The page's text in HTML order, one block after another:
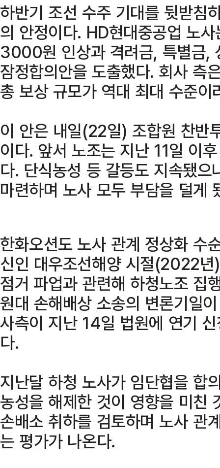
하반기 조선 수주 기대를 뒷받침
의 안정이다. HD현대중공업 노
3000원 인상과 격려금, 특별금,
잠정합의안을 도출했다. 회사 측
총 보상 규모가 역대 최대 수준이
이 안은 내일(22일) 조합원 찬반
이다. 앞서 노조는 지난 11일 이
다. 단식농성 등 갈등도 지속됐
마련하며 노사 모두 부담을 덜게
한화오션도 노사 관계 정상화 수
신인 대우조선해양 시절(2022
점거 파업과 관련해 하청노조 집
원대 손해배상 소송의 변론기일
사측이 지난 14일 법원에 연기
다.
지난달 하청 노사가 임단협을 합
농성을 해제한 것이 영향을 미친
손배소 취하를 검토하며 노사 관
는 평가가 나온다.